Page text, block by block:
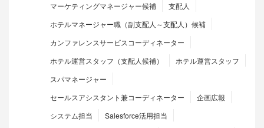
マーケティングマネージャー候補
支配人
ホテルマネージャー職（副支配人～支配人）候補
カンファレンスサービスコーディネーター
ホテル運営スタッフ（支配人候補）
ホテル運営スタッフ
スパマネージャー
セールスアシスタント兼コーディネーター
企画広報
システム担当
Salesforce活用担当